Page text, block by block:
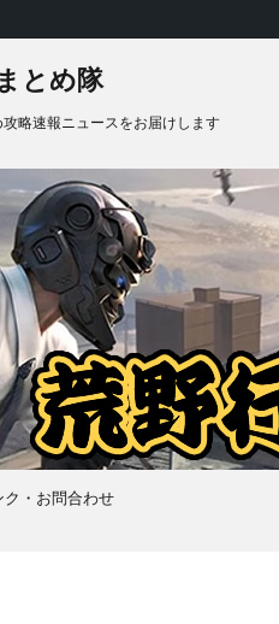
とめ隊
攻略速報ニュースをお届けします
ク・お問合わせ